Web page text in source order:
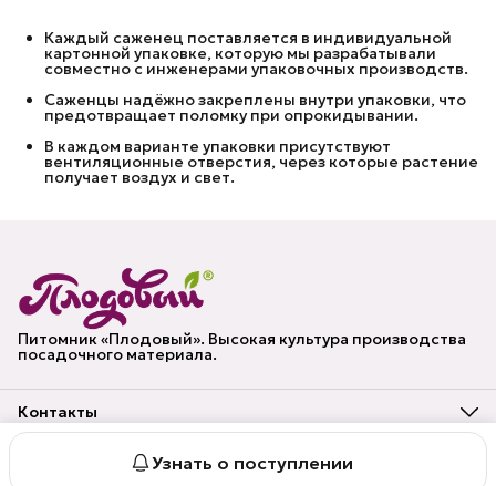
Узнать о поступлении
Каждый саженец поставляется в индивидуальной
картонной упаковке, которую мы разрабатывали
совместно с инженерами упаковочных производств.
Саженцы надёжно закреплены внутри упаковки, что
предотвращает поломку при опрокидывании.
В каждом варианте упаковки присутствуют
вентиляционные отверстия, через которые растение
получает воздух и свет.
Питомник «Плодовый». Высокая культура производства
посадочного материала.
Контакты
Адрес
Владимирская область, г. Муром
© Питомник «Плодовый» Публичная оферта